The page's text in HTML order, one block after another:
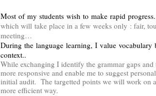
Most of my students wish to make rapid
which will take place in a few weeks only : fair,
meeting…
During the language learning, I value
context..
While exchanging I identify the grammar gaps
more responsive and enable me to suggest
initial audit. The targetted points we will work on
more efficient way.